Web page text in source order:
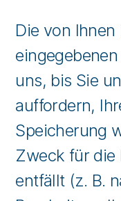
Die von
uns, bis Sie
auffordern,
Speicherung
Zweck für die
entfällt (z. B.